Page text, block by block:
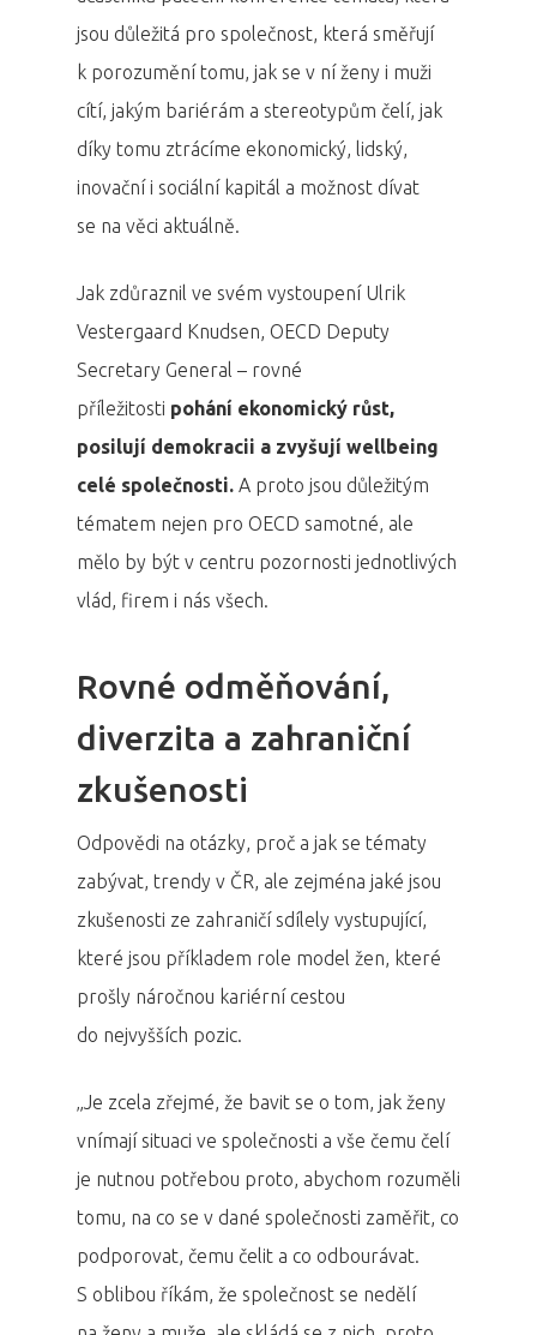
jsou důležitá pro společnost, která směřují
k porozumění tomu, jak se v ní ženy i muži
cítí, jakým bariérám a stereotypům čelí, jak
díky tomu ztrácíme ekonomický, lidský,
inovační i sociální kapitál a možnost dívat
se na věci aktuálně.
Jak zdůraznil ve svém vystoupení Ulrik
Vestergaard Knudsen, OECD Deputy
Secretary General – rovné
příležitosti pohání ekonomický růst,
posilují demokracii a zvyšují wellbeing
celé společnosti. A proto jsou důležitým
tématem nejen pro OECD samotné, ale
mělo by být v centru pozornosti jednotlivých
vlád, firem i nás všech.
Rovné odměňování,
diverzita a zahraniční
zkušenosti
Odpovědi na otázky, proč a jak se tématy
zabývat, trendy v ČR, ale zejména jaké jsou
zkušenosti ze zahraničí sdílely vystupující,
které jsou příkladem role model žen, které
prošly náročnou kariérní cestou
do nejvyšších pozic.
„Je zcela zřejmé, že bavit se o tom, jak ženy
vnímají situaci ve společnosti a vše čemu čelí
je nutnou potřebou proto, abychom rozuměli
tomu, na co se v dané společnosti zaměřit, co
podporovat, čemu čelit a co odbourávat.
S oblibou říkám, že společnost se nedělí